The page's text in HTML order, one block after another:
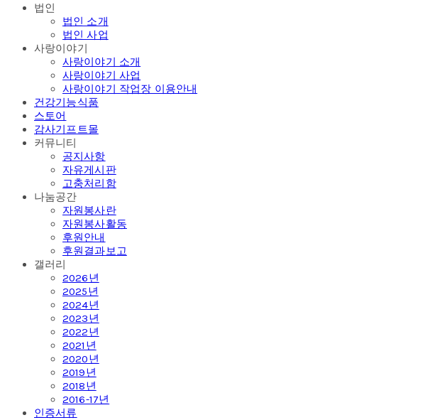
법인
법인 소개
법인 사업
사랑이야기
사랑이야기 소개
사랑이야기 사업
사랑이야기 작업장 이용안내
건강기능식품
스토어
감사기프트몰
커뮤니티
공지사항
자유게시판
고충처리함
나눔공간
자원봉사란
자원봉사활동
후원안내
후원결과보고
갤러리
2026년
2025년
2024년
2023년
2022년
2021년
2020년
2019년
2018년
2016-17년
인증서류